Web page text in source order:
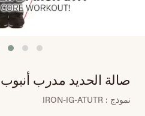
صالة الحديد مدرب أنبوب
نموذج : IRON-IG-ATUTR